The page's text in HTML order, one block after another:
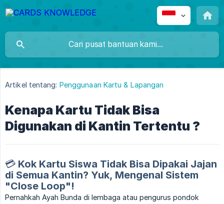
Artikel tentang: Penggunaan Kartu & Lapangan
Kenapa Kartu Tidak Bisa
Digunakan di Kantin Tertentu ?
💳 Kok Kartu Siswa Tidak Bisa Dipakai Jajan
di Semua Kantin? Yuk, Mengenal Sistem
"Close Loop"!
Pernahkah Ayah Bunda di lembaga atau pengurus pondok